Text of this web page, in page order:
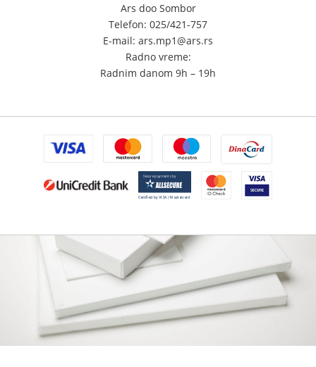
Ars doo Sombor
Telefon: 025/421-757
E-mail: ars.mp1@ars.rs
Radno vreme:
Radnim danom 9h – 19h